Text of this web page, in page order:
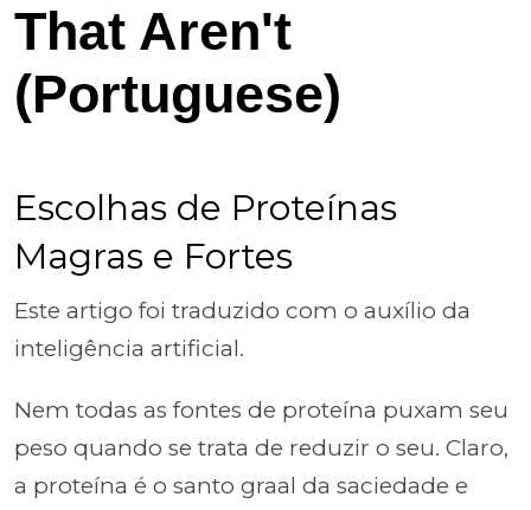
That Aren't
(Portuguese)
Escolhas de Proteínas
Magras e Fortes
Este artigo foi traduzido com o auxílio da
inteligência artificial.
Nem todas as fontes de proteína puxam seu
peso quando se trata de reduzir o seu. Claro,
a proteína é o santo graal da saciedade e